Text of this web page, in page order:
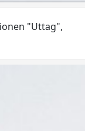
"Uttag",